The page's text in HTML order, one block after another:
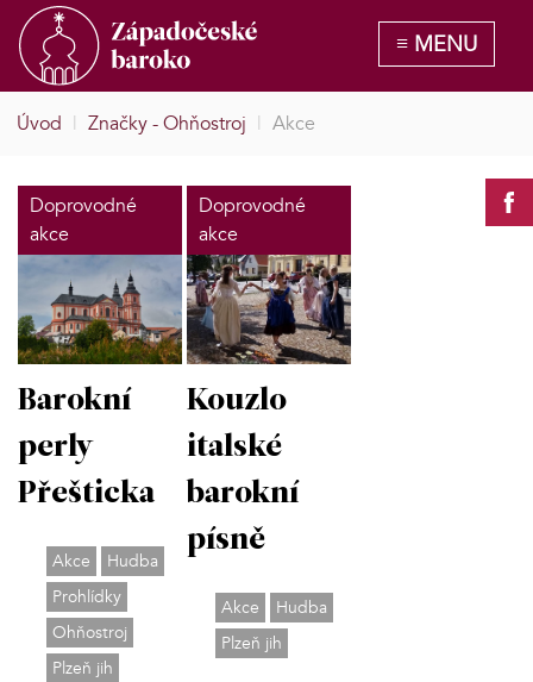
Úvod | Značky - Ohňostroj | Akce
Doprovodné
akce
Barokní
perly
Přešticka
Akce
Hudba
Prohlídky
Ohňostroj
Plzeň jih
Doprovodné
akce
Kouzlo
italské
barokní
písně
Akce
Hudba
Plzeň jih